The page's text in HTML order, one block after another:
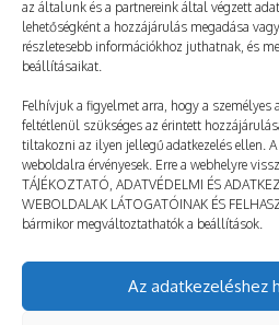
az általunk és a partnereink által végzett
lehetőségként a hozzájárulás megadása
részletesebb információkhoz juthatnak, és
beállításaikat.
Felhívjuk a figyelmet arra, hogy a személyes
feltétlenül szükséges az érintett
tiltakozni az ilyen jellegű adatkezelés ellen.
weboldalra érvényesek. Erre a webhelyre
TÁJÉKOZTATÓ, ADATVÉDELMI ÉS
WEBOLDALAK LÁTOGATÓINAK ÉS
bármikor megváltoztathatók a beállítások.
Az adatkezeléshez
Más táborban is jó volt,
legjobb
2023. 09. 30. TÁBOROZÓ